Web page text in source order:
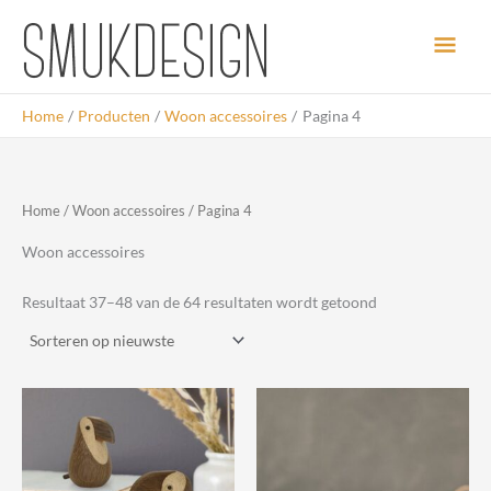
inhoud
Home Producten Woon accessoires Pagina 4
Home / Woon accessoires / Pagina 4
Woon accessoires
Resultaat 37–48 van de 64 resultaten wordt getoond